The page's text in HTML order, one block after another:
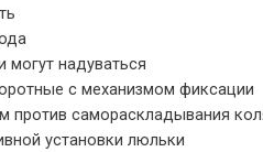
надуваться
с механизмом фиксации
против самораскладывания
установки люльки